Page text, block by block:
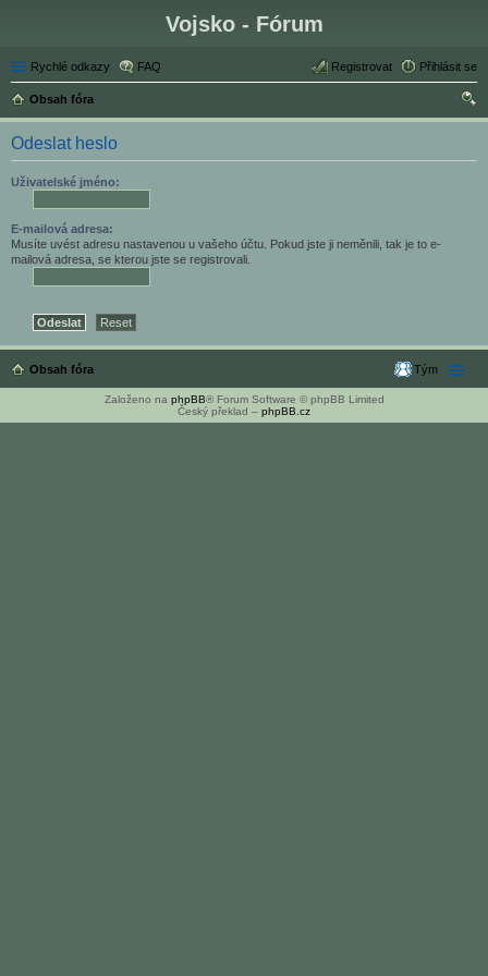
Vojsko - Fórum
Rychlé odkazy FAQ Přihlásit se
Registrovat
Obsah fóra
led
Odeslat heslo
Uživatelské jméno:
E-mailová adresa:
Musíte uvést adresu nastavenou u vašeho účtu. Pokud jste ji neměnili, tak je to e-
mailová adresa, se kterou jste se registrovali.
Obsah fóra Tým
Založeno na phpBB® Forum Software © phpBB Limited
Český překlad – phpBB.cz